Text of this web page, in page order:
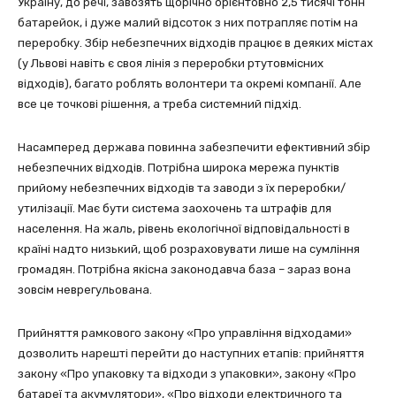
батарейок, і дуже малий відсоток з них потрапляє потім на
переробку. Збір небезпечних відходів працює в деяких містах
(у Львові навіть є своя лінія з переробки ртутовмісних
відходів), багато роблять волонтери та окремі компанії. Але
все це точкові рішення, а треба системний підхід.
Насамперед держава повинна забезпечити ефективний збір
небезпечних відходів. Потрібна широка мережа пунктів
прийому небезпечних відходів та заводи з їх переробки/
утилізації. Має бути система заохочень та штрафів для
населення. На жаль, рівень екологічної відповідальності в
країні надто низький, щоб розраховувати лише на сумління
громадян. Потрібна якісна законодавча база – зараз вона
зовсім неврегульована.
Прийняття рамкового закону «Про управління відходами»
дозволить нарешті перейти до наступних етапів: прийняття
закону «Про упаковку та відходи з упаковки», закону «Про
батареї та акумулятори», «Про відходи електричного та